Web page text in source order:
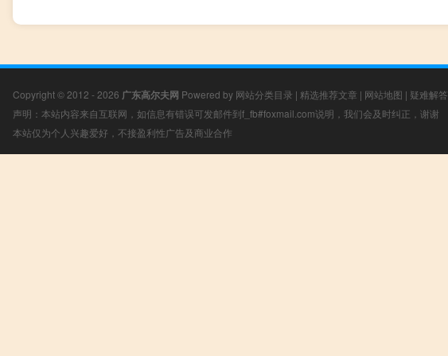
Copyright © 2012 - 2026 广东高尔夫网 Powered by 网站分类目录 | 精选推荐文章 | 网站地图 | 疑难解答
声明：本站内容来自互联网，如信息有错误可发邮件到f_fb#foxmail.com说明，我们会及时纠正，谢谢
本站仅为个人兴趣爱好，不接盈利性广告及商业合作